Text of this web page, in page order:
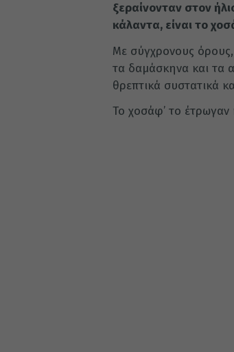
ξεραίνονταν στον
κάλαντα, είναι το
Με σύγχρονους
τα δαμάσκηνα και τα
θρεπτικά συστατικά
Το χοσάφ’ το έτρωγαν